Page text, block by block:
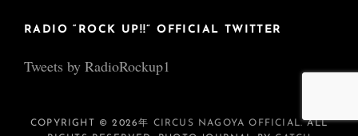
RADIO “ROCK UP!!” OFFICIAL TWITTER
Tweets by RadioRockup1
COPYRIGHT © 2026年 CIRCUS NAGOYA OFFICIAL. ALL